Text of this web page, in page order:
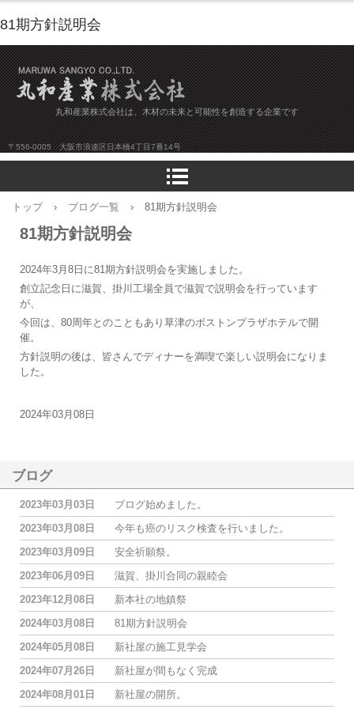
81期方針説明会
丸和産業株式会社は、木材の未来と可能性を創造する企業です
〒556-0005 大阪市浪速区日本橋4丁目7番14号
トップ › ブログ一覧 › 81期方針説明会
81期方針説明会
2024年3月8日に81期方針説明会を実施しました。
創立記念日に滋賀、掛川工場全員で滋賀で説明会を行っています
が、
今回は、80周年とのこともあり草津のボストンプラザホテルで開
催。
方針説明の後は、皆さんでディナーを満喫で楽しい説明会になりま
した。
2024年03月08日
ブログ
2023年03月03日
ブログ始めました。
2023年03月08日
今年も癌のリスク検査を行いました。
2023年03月09日
安全祈願祭。
2023年06月09日
滋賀、掛川合同の親睦会
2023年12月08日
新本社の地鎮祭
2024年03月08日
81期方針説明会
2024年05月08日
新社屋の施工見学会
2024年07月26日
新社屋が間もなく完成
2024年08月01日
新社屋の開所。